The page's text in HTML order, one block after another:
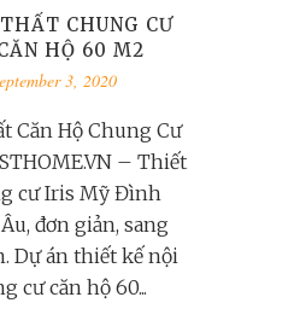
CHUNG CƯ
HỘ 60 M2
3, 2020
Căn Hộ Chung Cư
– Thiết
cư Iris Mỹ Đình
đơn giản, sang
Dự án thiết kế nội
cư căn hộ 60...